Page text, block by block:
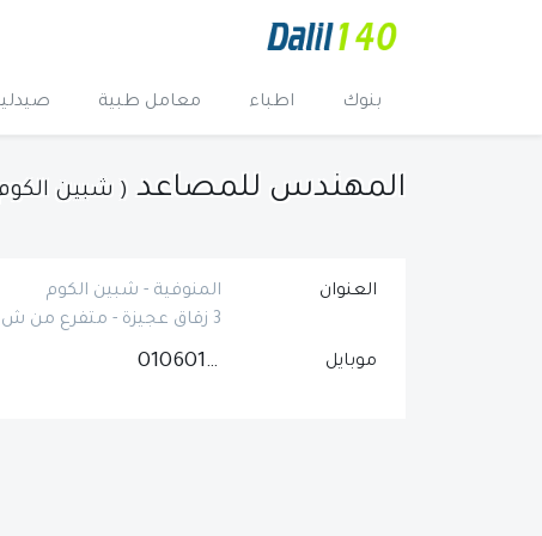
بنوك اطباء معامل طبية
المهندس للمصاعد ( شبين
العنوان
المنوفية - شبين الكوم
3 زقاق عجيزة - متفرع من ش مصطفى كامل
موبايل 01060158510